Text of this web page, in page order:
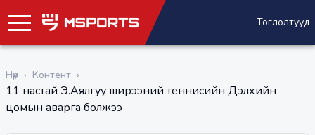
Тоглолтууд
Нүүр › Контент ›
11 настай Э.Аялгуу ширээний теннисийн Дэлхийн
цомын аварга болжээ